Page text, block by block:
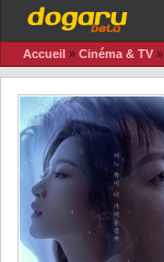
Accueil » Cinéma & TV »